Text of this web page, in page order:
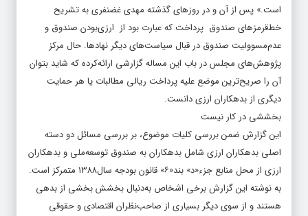
است.» پس از آن و در روزهای گذشته مهدی غضنفری به تشریح
خط‌قرمزهای صندوق پرداخت که عبارت بود از ارزی‌بودن صندوق و
عدم‌مسوولیت صندوق در قبال سیاست‌های دیگر نهادها. حال مرکز
پژوهش‌های مجلس در باب این مساله گزارشی ارائه‌کرده که شاید بتوان
آن را صریح‌‌‌‌‌‌ترین موضع علیه پرداخت ریالی مطالبات یا هر حمایت
دیگری از بدهکاران ارزی دانست.
بخششی در کار نیست
این گزارش ضمن بررسی کلیات موضوع، بر بررسی مسائل دو دسته
اصلی بدهکاران ارزی شامل بدهکاران به صندوق توسعه‌ملی و بدهکاران
ارزی از محل منابع جزء«د» بند‌«۶» قانون بودجه سال‌۱۳۸۸ متمرکز است.
به نوشته این گزارش برخی اشخاص به‌دنبال بخشش بخشی از بدهی
هستند و از سوی دیگر بسیاری از صاحب‌نظران اقتصادی و حقوقی